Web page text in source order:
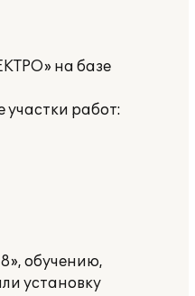
на базе
работ:
обучению,
установку